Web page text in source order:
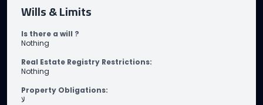
Wills & Limits
Is there a will ?
Nothing
Real Estate Registry Restrictions:
Nothing
Property Obligations:
لا